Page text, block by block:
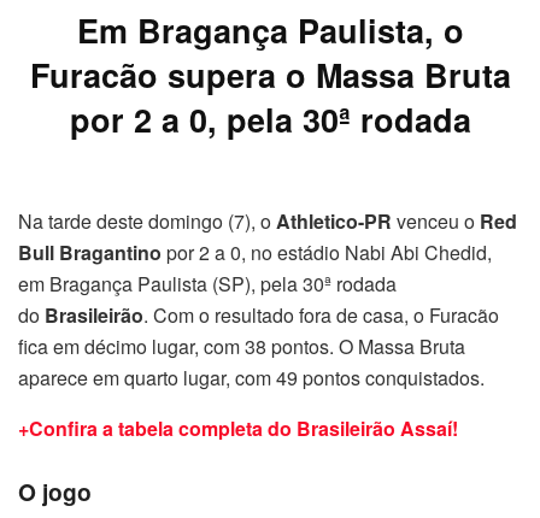
Em Bragança Paulista, o
Furacão supera o Massa Bruta
por 2 a 0, pela 30ª rodada
Na tarde deste domingo (7), oAthletico-PR venceu o Red
Bull Bragantino por 2 a 0, no estádio Nabi Abi Chedid,
em Bragança Paulista (SP), pela 30ª rodada
do Brasileirão. Com o resultado fora de casa, o Furacão
fica em décimo lugar, com 38 pontos. O Massa Bruta
aparece em quarto lugar, com 49 pontos conquistados.
+Confira a tabela completa do Brasileirão Assaí!
O jogo